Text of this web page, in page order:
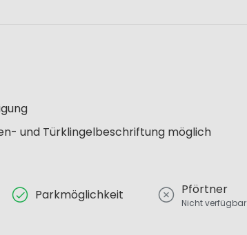
und Türklingelbeschriftung möglich
Parkmöglichkeit Pförtner
Nicht verfügbar